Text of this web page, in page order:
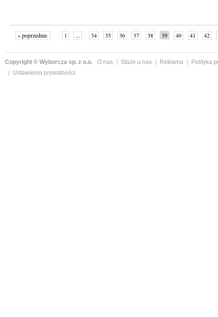
« poprzednie 1 ... 34 35 36 37 38 39 40 41 42
Copyright © Wyborcza sp. z o.o. O nas Staże u nas Reklama
Polityka
Ustawienia prywatności